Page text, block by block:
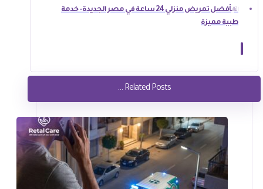
التالي
أفضل تمريض منزلي 24 ساعة في مصر الجديدة- خدمة
طبية مميزة
Related Posts ...